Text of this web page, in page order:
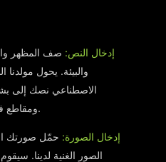
إدخال النص: صف المظهر
والبيئة. يحول مولدنا
الاصطناعي نصك إلى
ومقاطع فيديو لمقدمين افتراضيين.
إدخال الصورة: حمّل صورتك
الصور الغنية لدينا.